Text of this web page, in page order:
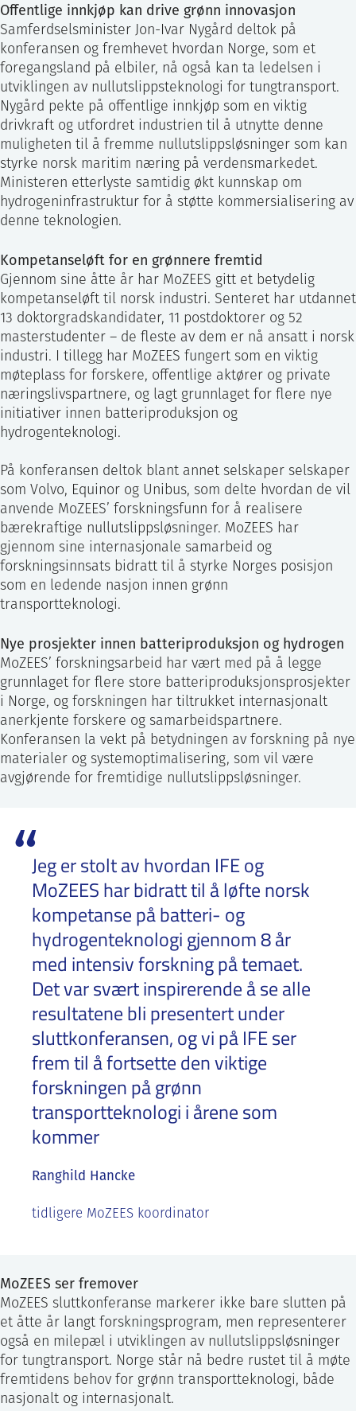
Offentlige innkjøp kan drive grønn innovasjon
Samferdselsminister Jon-Ivar Nygård deltok på
konferansen og fremhevet hvordan Norge, som et
foregangsland på elbiler, nå også kan ta ledelsen i
utviklingen av nullutslippsteknologi for tungtransport.
Nygård pekte på offentlige innkjøp som en viktig
drivkraft og utfordret industrien til å utnytte denne
muligheten til å fremme nullutslippsløsninger som kan
styrke norsk maritim næring på verdensmarkedet.
Ministeren etterlyste samtidig økt kunnskap om
hydrogeninfrastruktur for å støtte kommersialisering av
denne teknologien.
Kompetanseløft for en grønnere fremtid
Gjennom sine åtte år har MoZEES gitt et betydelig
kompetanseløft til norsk industri. Senteret har utdannet
13 doktorgradskandidater, 11 postdoktorer og 52
masterstudenter – de fleste av dem er nå ansatt i norsk
industri. I tillegg har MoZEES fungert som en viktig
møteplass for forskere, offentlige aktører og private
næringslivspartnere, og lagt grunnlaget for flere nye
initiativer innen batteriproduksjon og
hydrogenteknologi.
På konferansen deltok blant annet selskaper selskaper
som Volvo, Equinor og Unibus, som delte hvordan de vil
anvende MoZEES’ forskningsfunn for å realisere
bærekraftige nullutslippsløsninger. MoZEES har
gjennom sine internasjonale samarbeid og
forskningsinnsats bidratt til å styrke Norges posisjon
som en ledende nasjon innen grønn
transportteknologi.
Nye prosjekter innen batteriproduksjon og hydrogen
MoZEES’ forskningsarbeid har vært med på å legge
grunnlaget for flere store batteriproduksjonsprosjekter
i Norge, og forskningen har tiltrukket internasjonalt
anerkjente forskere og samarbeidspartnere.
Konferansen la vekt på betydningen av forskning på nye
materialer og systemoptimalisering, som vil være
avgjørende for fremtidige nullutslippsløsninger.
Jeg er stolt av hvordan IFE og
MoZEES har bidratt til å løfte norsk
kompetanse på batteri- og
hydrogenteknologi gjennom 8 år
med intensiv forskning på temaet.
Det var svært inspirerende å se alle
resultatene bli presentert under
sluttkonferansen, og vi på IFE ser
frem til å fortsette den viktige
forskningen på grønn
transportteknologi i årene som
kommer
Ranghild Hancke
tidligere MoZEES koordinator
MoZEES ser fremover
MoZEES sluttkonferanse markerer ikke bare slutten på
et åtte år langt forskningsprogram, men representerer
også en milepæl i utviklingen av nullutslippsløsninger
for tungtransport. Norge står nå bedre rustet til å møte
fremtidens behov for grønn transportteknologi, både
nasjonalt og internasjonalt.